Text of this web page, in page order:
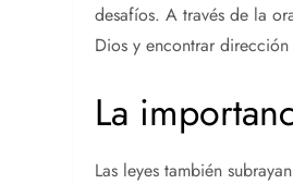
desafíos. A través de la
Dios y encontrar
La
Las leyes también